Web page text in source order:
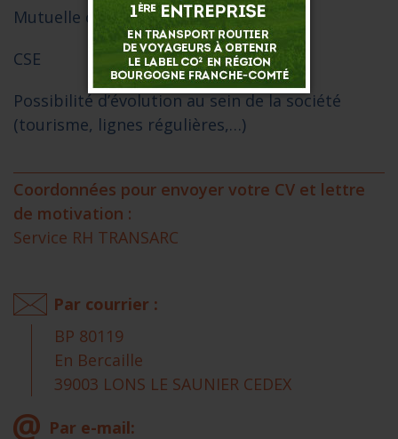
Mutuelle obligatoire
CSE
Possibilité d’évolution au sein de la société
(tourisme, lignes régulières,…)
Coordonnées pour envoyer votre CV et lettre
de motivation :
Service RH TRANSARC
Par courrier :
BP 80119
En Bercaille
39003 LONS LE SAUNIER CEDEX
Par e-mail: